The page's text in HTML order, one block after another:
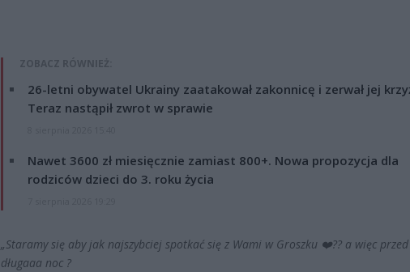
ZOBACZ RÓWNIEŻ:
26-letni obywatel Ukrainy zaatakował zakonnicę i zerwał jej
Teraz nastąpił zwrot w sprawie
Nawet 3600 zł miesięcznie zamiast 800+. Nowa propozycja dla
rodziców dzieci do 3. roku życia
„Staramy się aby jak najszybciej spotkać się z Wami w Groszku ❤️?? a więc
długaaa noc ?